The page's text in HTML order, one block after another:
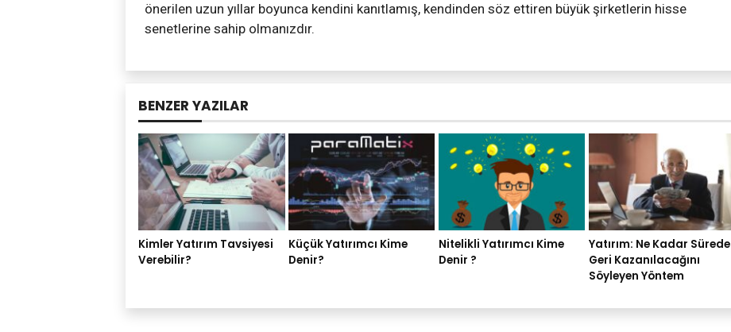
önerilen uzun yıllar boyunca kendini kanıtlamış, kendinden söz ettiren büyük şirketlerin hisse
senetlerine sahip olmanızdır.
BENZER YAZILAR
Kimler Yatırım Tavsiyesi
Verebilir?
Küçük Yatırımcı Kime
Denir?
Nitelikli Yatırımcı Kime
Denir ?
Yatırım: Ne Kadar Sürede
Geri Kazanılacağını
Söyleyen Yöntem